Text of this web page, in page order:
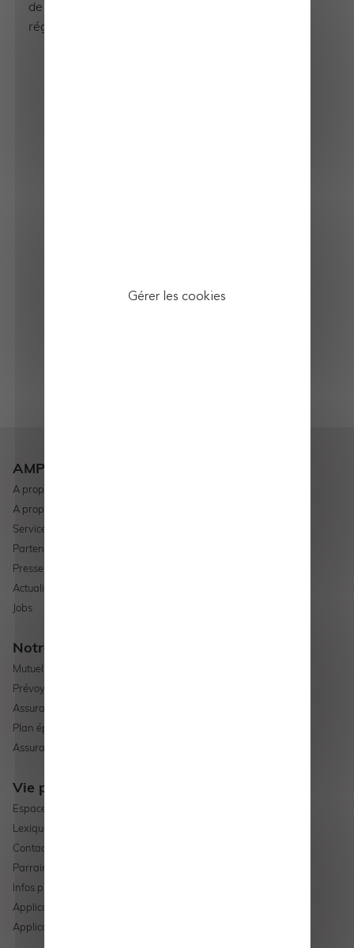
de ses adhérents et aux opportunités
réglementaires.
AMPLI Mutuelle
A propos d'AMPLI Mutuelle
A propos d'AMPLI Patrimoine
Services
Partenaires
Presse
Actualités
Jobs
Notre offre
Mutuelle santé
Prévoyance
Assurance professionnelle
Plan épargne retraite
Assurance vie
Vie pratique
Espace adhérent
Lexique
Contact
Parrainage
Infos pratiques
Application mobile Android
Application mobile Apple
Gérer les cookies